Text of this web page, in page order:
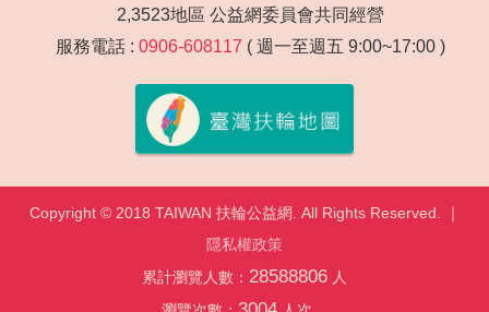
2,3523地區 公益網委員會共同經營
服務電話 : 0906-608117 ( 週一至週五 9:00~17:00 )
Copyright © 2018 TAIWAN 扶輪公益網. All Rights Reserved. ｜
隱私權政策
累計瀏覽人數： 28588806 人